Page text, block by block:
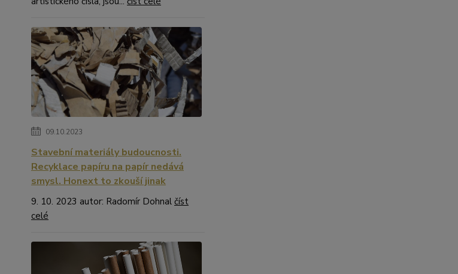
09.10.2023
Stavební materiály budoucnosti.
Recyklace papíru na papír nedává
smysl. Honext to zkouší jinak
9. 10. 2023 autor: Radomír Dohnal číst
celé